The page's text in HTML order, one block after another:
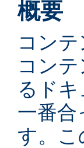
概要
コン
コン
るド
一番合
す。こ